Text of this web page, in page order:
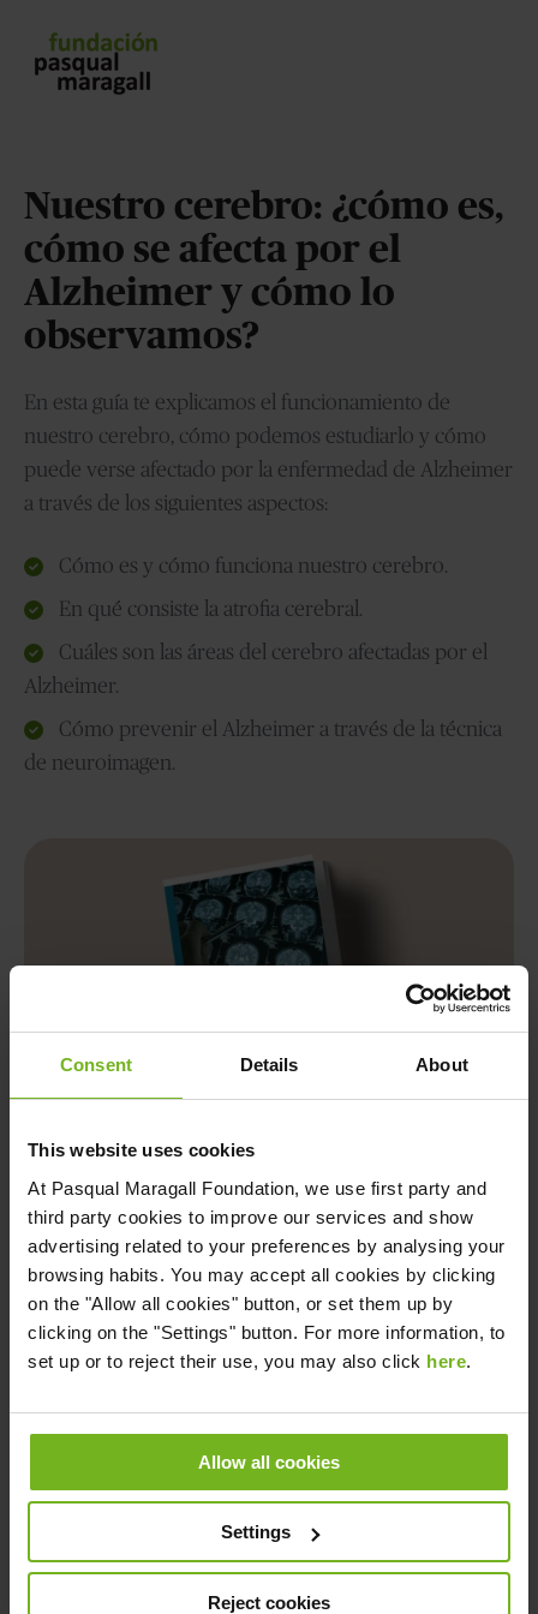
Consent Details About
This website uses cookies
At Pasqual Maragall Foundation, we use first party and
third party cookies to improve our services and show
advertising related to your preferences by analysing your
browsing habits. You may accept all cookies by clicking
on the "Allow all cookies" button, or set them up by
clicking on the "Settings" button. For more information, to
set up or to reject their use, you may also click here.
Allow all cookies
Settings
Reject cookies
Nuestro cerebro: ¿cómo es,
cómo se afecta por el
Alzheimer y cómo lo
observamos?
En esta guía te explicamos el funcionamiento de
nuestro cerebro, cómo podemos estudiarlo y cómo
puede verse afectado por la enfermedad de Alzheimer
a través de los siguientes aspectos:
Cómo es y cómo funciona nuestro cerebro.
En qué consiste la atrofia cerebral.
Cuáles son las áreas del cerebro afectadas por el
Alzheimer.
Cómo prevenir el Alzheimer a través de la técnica
de neuroimagen.
Descárgate la guía gratis